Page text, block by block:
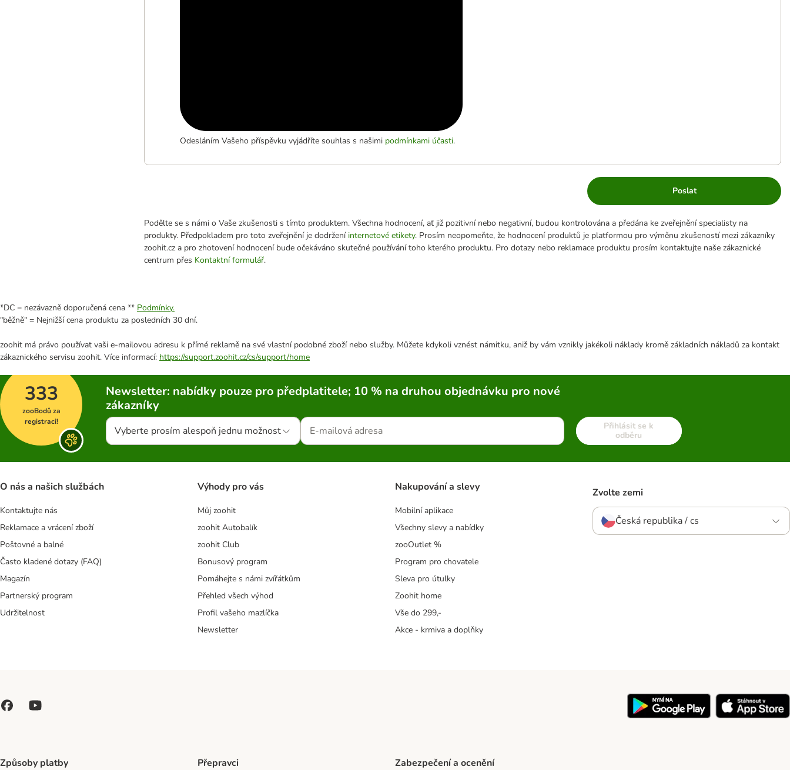
Odesláním Vašeho příspěvku vyjádříte souhlas s našimi podmínkami účasti.
Poslat
Podělte se s námi o Vaše zkušenosti s tímto produktem. Všechna hodnocení, ať již pozitivní nebo negativní, budou kontrolována a předána ke zveřejnění specialisty na
produkty. Předpokladem pro toto zveřejnění je dodržení internetové etikety. Prosím neopomeňte, že hodnocení produktů je platformou pro výměnu zkušeností mezi zákazníky
zoohit.cz a pro zhotovení hodnocení bude očekáváno skutečné používání toho kterého produktu. Pro dotazy nebo reklamace produktu prosím kontaktujte naše zákaznické
centrum přes Kontaktní formulář.
*DC = nezávazně doporučená cena ** Podmínky.
"běžně" = Nejnižší cena produktu za posledních 30 dní.
zoohit má právo používat vaši e-mailovou adresu k přímé reklamě na své vlastní podobné zboží nebo služby. Můžete kdykoli vznést námitku, aniž by vám vznikly jakékoli náklady kromě základních nákladů za kontakt
zákaznického servisu zoohit. Více informací: https://support.zoohit.cz/cs/support/home
333
zooBodů za
registraci!
Newsletter: nabídky pouze pro předplatitele; 10 % na druhou objednávku pro nové
zákazníky
Vyberte prosím alespoň jednu možnost
Přihlásit se k
odběru
O nás a našich službách
Kontaktujte nás
Reklamace a vrácení zboží
Poštovné a balné
Často kladené dotazy (FAQ)
Magazín
Partnerský program
Udržitelnost
Výhody pro vás
Můj zoohit
zoohit Autobalík
zoohit Club
Bonusový program
Pomáhejte s námi zvířátkům
Přehled všech výhod
Profil vašeho mazlíčka
Newsletter
Nakupování a slevy
Mobilní aplikace
Všechny slevy a nabídky
zooOutlet %
Program pro chovatele
Sleva pro útulky
Zoohit home
Vše do 299,-
Akce - krmiva a doplňky
Zvolte zemi
Česká republika / cs
Způsoby platby Přepravci Zabezpečení a ocenění